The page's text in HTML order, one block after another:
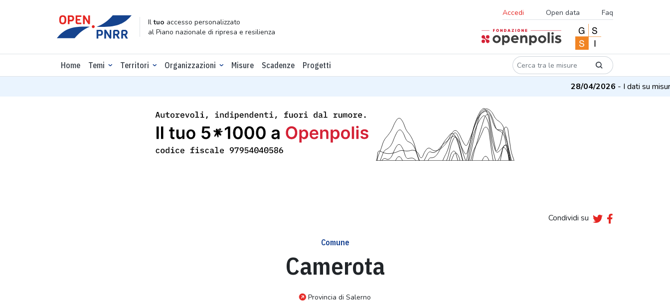
Iltuo accesso personalizzato
al Piano nazionale di ripresa e resilienza
Accedi Open data Faq
Home Temi Territori Organizzazioni Misure Scadenze Progetti
28/04/2026- I dati su misure e
Condividi su
Comune
Camerota
Provincia di Salerno